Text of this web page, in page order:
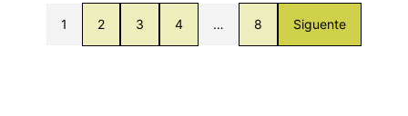
1 2 3 4 … 8 Siguente